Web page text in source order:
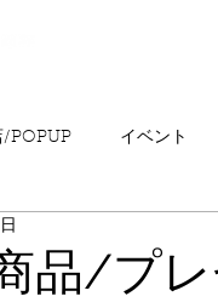
/POPUP イベント
商品/プ